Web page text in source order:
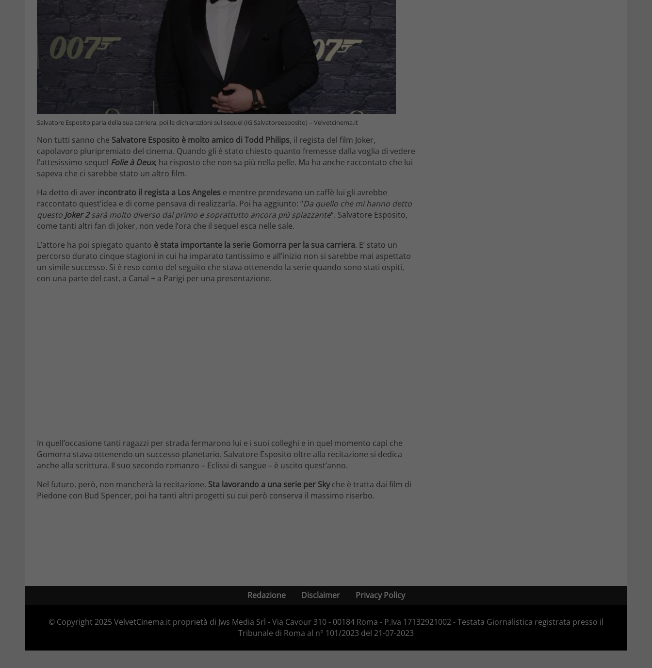
Salvatore Esposito parla della sua carriera, poi le dichiarazioni sul sequel (IG Salvatoreesposito) – Velvetcinema.it
Non tutti sanno che Salvatore Esposito è molto amico di Todd Philips, il regista del film Joker,
capolavoro pluripremiato del cinema. Quando gli è stato chiesto quanto fremesse dalla voglia di vedere
l’attesissimo sequel Folie à Deux, ha risposto che non sa più nella pelle. Ma ha anche raccontato che lui
sapeva che ci sarebbe stato un altro film.
Ha detto di aver incontrato il regista a Los Angeles e mentre prendevano un caffè lui gli avrebbe
raccontato quest’idea e di come pensava di realizzarla. Poi ha aggiunto: “Da quello che mi hanno detto
questo Joker 2sarà molto diverso dal primo e soprattutto ancora più spiazzante“. Salvatore Esposito,
come tanti altri fan di Joker, non vede l’ora che il sequel esca nelle sale.
L’attore ha poi spiegato quanto è stata importante la serie Gomorra per la sua carriera. E’ stato un
percorso durato cinque stagioni in cui ha imparato tantissimo e all’inizio non si sarebbe mai aspettato
un simile successo. Si è reso conto del seguito che stava ottenendo la serie quando sono stati ospiti,
con una parte del cast, a Canal + a Parigi per una presentazione.
In quell’occasione tanti ragazzi per strada fermarono lui e i suoi colleghi e in quel momento capì che
Gomorra stava ottenendo un successo planetario. Salvatore Esposito oltre alla recitazione si dedica
anche alla scrittura. Il suo secondo romanzo – Eclissi di sangue – è uscito quest’anno.
Nel futuro, però, non mancherà la recitazione. Sta lavorando a una serie per Skyche è tratta dai film di
Piedone con Bud Spencer, poi ha tanti altri progetti su cui però conserva il massimo riserbo.
Redazione Disclaimer Privacy Policy
© Copyright 2025 VelvetCinema.it proprietà di Jws Media Srl - Via Cavour 310 - 00184 Roma - P.Iva 17132921002 - Testata Giornalistica registrata presso il
Tribunale di Roma al n° 101/2023 del 21-07-2023